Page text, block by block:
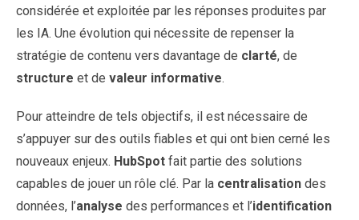
considérée et exploitée par les réponses produites par
les IA. Une évolution qui nécessite de repenser la
stratégie de contenu vers davantage de clarté, de
structure et de valeur informative.
Pour atteindre de tels objectifs, il est nécessaire de
s’appuyer sur des outils fiables et qui ont bien cerné les
nouveaux enjeux. HubSpot fait partie des solutions
capables de jouer un rôle clé. Par la centralisation des
données, l’analyse des performances et l’identification